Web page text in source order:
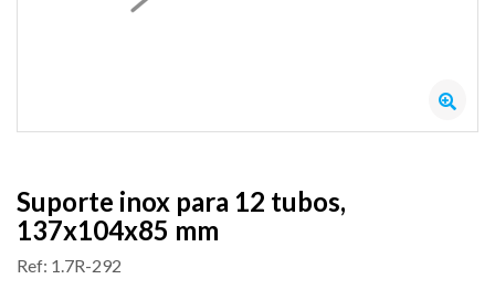
Suporte inox para 12 tubos,
137x104x85 mm
Ref: 1.7R-292